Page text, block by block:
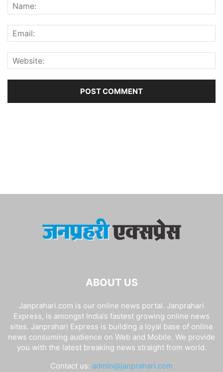
ABOUT US
Janprahari.com is our online news portal. Janprahari
Express, is amongst India’s fastest growing online news
sites. Janprahari Express is building a loyal base of online
news consuming audience on Web and Mobile. We provide
you with the latest breaking news straight from world.
Contact us: admin@janprahari.com